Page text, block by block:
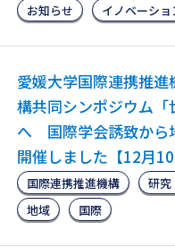
お知らせ イノベーシ
愛媛大学国際連携推
構共同シンポジウム
へ 国際学会誘致から
開催しました【12月10
国際連携推進機構 研究
地域
国際